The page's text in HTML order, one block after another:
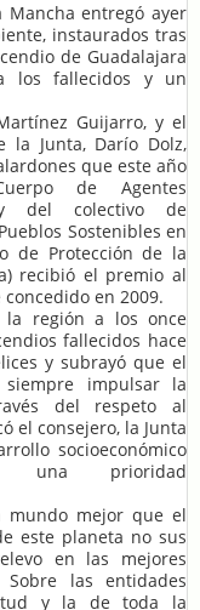
Mancha entregó ayer
instaurados tras
de Guadalajara
los fallecidos y un
Guijarro, y el
la Junta, Darío Dolz,
que este año
de Agentes
del colectivo de
Sostenibles en
de Protección de la
recibió el premio al
en 2009.
la región a los once
fallecidos hace
y subrayó que el
impulsar la
del respeto al
el consejero, la Junta
socioeconómico
una prioridad
mundo mejor que el
este planeta no sus
en las mejores
Sobre las entidades
y la de toda la